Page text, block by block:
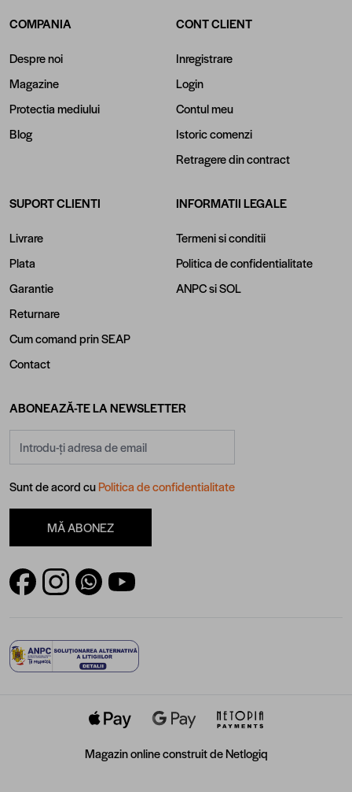
COMPANIA
Despre noi
Magazine
Protectia mediului
Blog
CONT CLIENT
Inregistrare
Login
Contul meu
Istoric comenzi
Retragere din contract
SUPORT CLIENTI
Livrare
Plata
Garantie
Returnare
Cum comand prin SEAP
Contact
INFORMATII LEGALE
Termeni si conditii
Politica de confidentialitate
ANPCsiSOL
ABONEAZĂ-TE LA NEWSLETTER
Sunt de acord cuPolitica de confidentialitate
MĂ ABONEZ
Magazin online construit deNetlogiq